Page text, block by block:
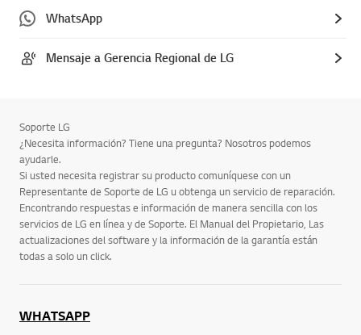
WhatsApp
Mensaje a Gerencia Regional de LG
Soporte LG
¿Necesita información? Tiene una pregunta? Nosotros podemos
ayudarle.
Si usted necesita registrar su producto comuníquese con un
Representante de Soporte de LG u obtenga un servicio de reparación.
Encontrando respuestas e información de manera sencilla con los
servicios de LG en línea y de Soporte. El Manual del Propietario, Las
actualizaciones del software y la información de la garantía están
todas a solo un click.
WHATSAPP